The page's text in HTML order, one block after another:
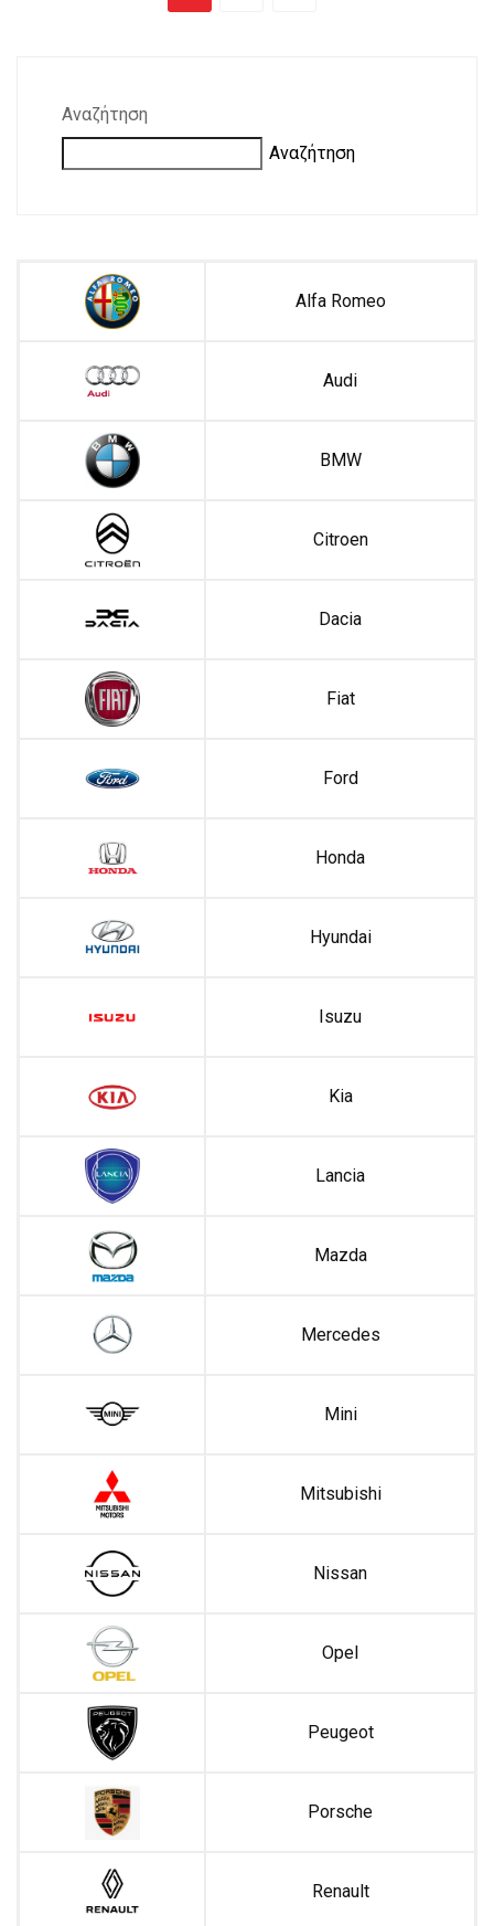
Αναζήτηση
Αναζήτηση
Alfa Romeo
Audi
BMW
Citroen
Dacia
Fiat
Ford
Honda
Hyundai
Isuzu
Kia
Lancia
Mazda
Mercedes
Mini
Mitsubishi
Nissan
Opel
Peugeot
Porsche
Renault